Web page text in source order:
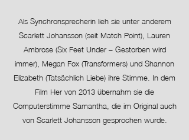
Als Synchronsprecherin lieh sie unter anderem
Scarlett Johansson (seit Match Point), Lauren
Ambrose (Six Feet Under – Gestorben wird
immer), Megan Fox (Transformers) und Shannon
Elizabeth (Tatsächlich Liebe) ihre Stimme. In dem
Film Her von 2013 übernahm sie die
Computerstimme Samantha, die im Original auch
von Scarlett Johansson gesprochen wurde.